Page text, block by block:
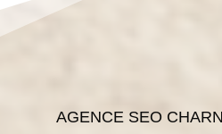
AGENCE SEO